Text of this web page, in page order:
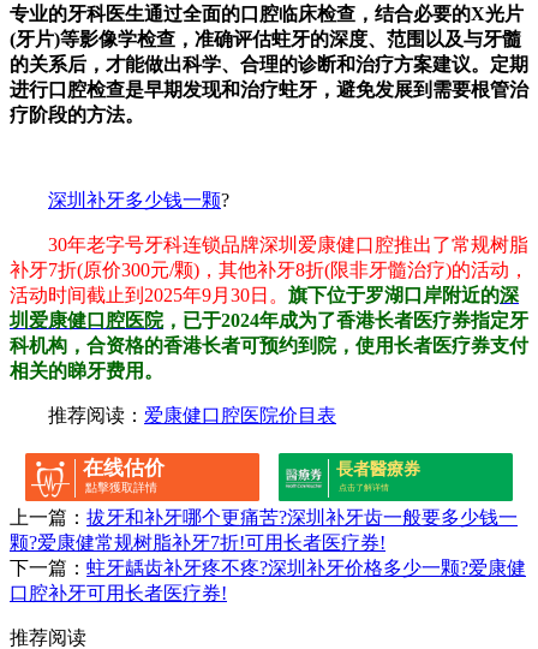
专业的牙科医生通过全面的口腔临床检查，结合必要的X光片
(牙片)等影像学检查，准确评估蛀牙的深度、范围以及与牙髓
的关系后，才能做出科学、合理的诊断和治疗方案建议。定期
进行口腔检查是早期发现和治疗蛀牙，避免发展到需要根管治
疗阶段的方法。
深圳补牙多少钱一颗?
30年老字号牙科连锁品牌深圳爱康健口腔推出了常规树脂
补牙7折(原价300元/颗)，其他补牙8折(限非牙髓治疗)的活动，
活动时间截止到2025年9月30日。 旗下位于罗湖口岸附近的深
圳爱康健口腔医院，已于2024年成为了香港长者医疗券指定牙
科机构，合资格的香港长者可预约到院，使用长者医疗券支付
相关的睇牙费用。
推荐阅读： 爱康健口腔医院价目表
在线估价
點擊獲取詳情
長者醫療券
点击了解详情
上一篇： 拔牙和补牙哪个更痛苦?深圳补牙齿一般要多少钱一
颗?爱康健常规树脂补牙7折!可用长者医疗券!
下一篇： 蛀牙龋齿补牙疼不疼?深圳补牙价格多少一颗?爱康健
口腔补牙可用长者医疗券!
推荐阅读